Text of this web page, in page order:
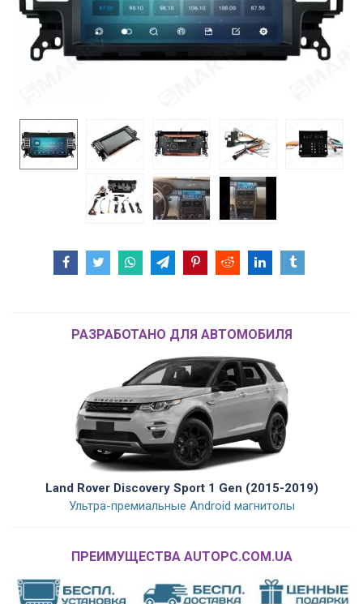
РАЗРАБОТАНО ДЛЯ АВТОМОБИЛЯ
Land Rover Discovery Sport 1 Gen (2015-2019)
Ультра-премиальные Android магнитолы
ПРЕИМУЩЕСТВА AUTOPC.COM.UA